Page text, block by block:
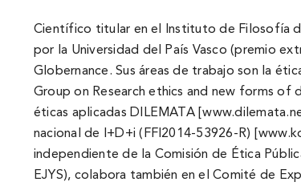
Cientí­fico titular en el Instituto de Filosofí­a
por la Universidad del Paí­s Vasco (premio
Globernance. Sus áreas de trabajo son la
Group on Research ethics and new forms
éticas aplicadas DILEMATA
nacional de I+D+i (FFI2014-53926-R)
independiente de la Comisión de Ética
EJYS), colabora también en el Comité de